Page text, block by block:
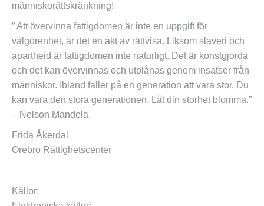
människorättskränkning!
” Att övervinna fattigdomen är inte en uppgift för
välgörenhet, är det en akt av rättvisa. Liksom slaveri och
apartheid är fattigdomen inte naturligt. Det är konstgjorda
och det kan övervinnas och utplånas genom insatser från
människor. Ibland faller på en generation att vara stor. Du
kan vara den stora generationen. Låt din storhet blomma.”
– Nelson Mandela.
Frida Åkerdal
Örebro Rättighetscenter
Källor: